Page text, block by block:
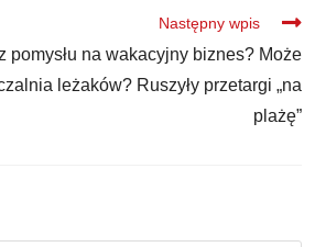
Następny wpis
pomysłu na wakacyjny biznes? Może
leżaków? Ruszyły przetargi „na
plażę”